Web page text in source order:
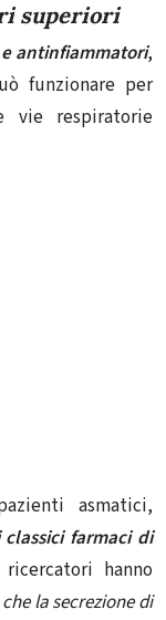
superiori
antinfiammatori,
funzionare per
vie respiratorie
asmatici,
farmaci di
hanno
la secrezione di